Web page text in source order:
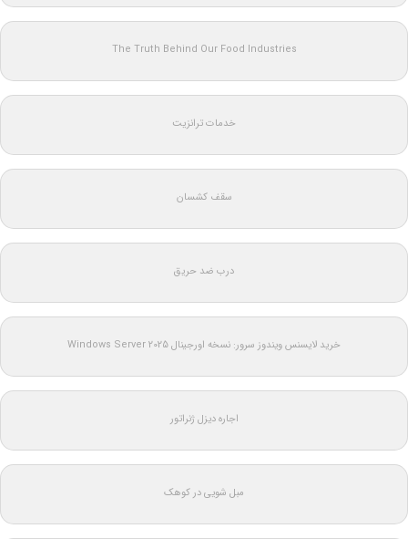
The Truth Behind Our Food Industries
خدمات ترانزیت
سقف کشسان
درب ضد حریق
خرید لایسنس ویندوز سرور: نسخه اورجینال Windows Server 2025
اجاره دیزل ژنراتور
مبل شویی در کوهک